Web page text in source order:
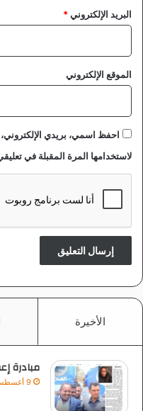
البريد الإلكتروني*
الموقع الإلكتروني
احفظ اسمي، بريدي
لاستخدامها المرة المقبلة في
الأخيرة
مبادرة
9 أغسطس، 2026